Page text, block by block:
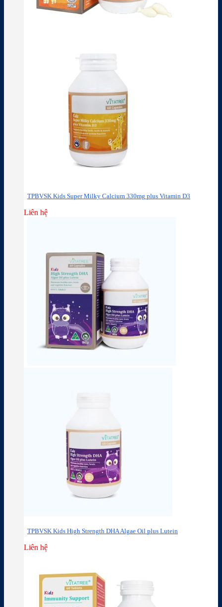
TPBVSK Kids Super Milky Calcium 330mg plus Vitamin D3
Liên hệ
TPBVSK Kids High Strength DHA Algae Oil plus Lutein
Liên hệ